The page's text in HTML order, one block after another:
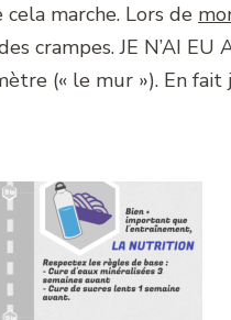
marche. Lors de
crampes. JE N’AI
(« le mur »). En fait